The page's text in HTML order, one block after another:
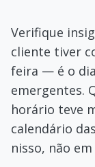
Verifique
cliente tiver
feira — é o
emergentes.
horário teve
calendário
nisso, não